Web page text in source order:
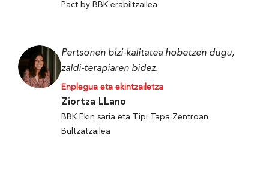
Pact by BBK erabiltzailea
Pertsonen bizi-kalitatea hobetzen dugu,
zaldi-terapiaren bidez.
Enplegua eta ekintzailetza
Ziortza LLano
BBK Ekin saria eta Tipi Tapa Zentroan
Bultzatzailea